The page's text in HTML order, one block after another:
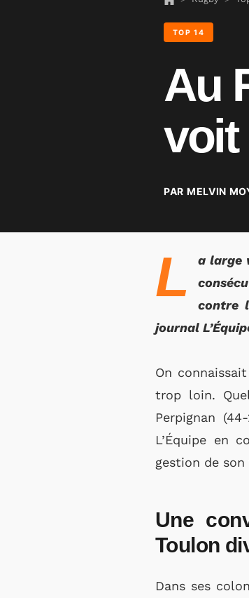
TOP 14
Au
voit
PAR MELVIN
L
a large
contre
journal
On
trop loin.
Perpignan
L’Équipe en
gestion de son
Une
Toulon
Dans ses